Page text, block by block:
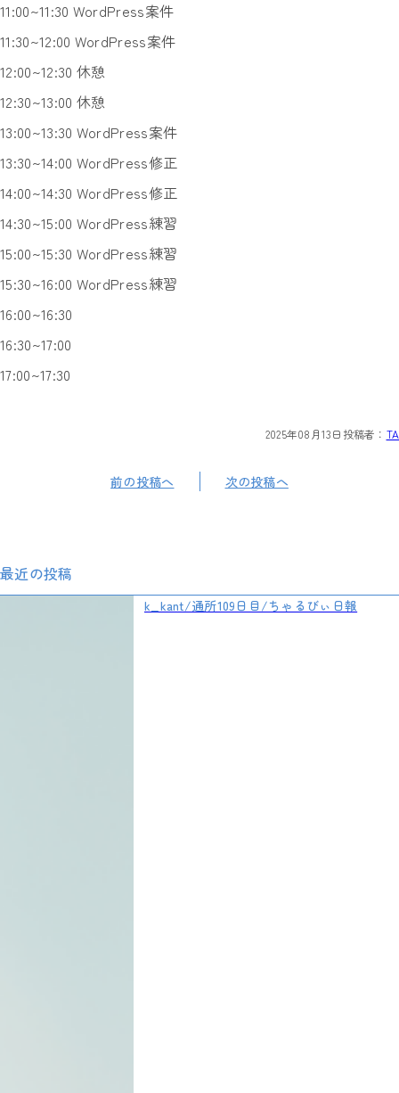
11:00~11:30 WordPress案件
11:30~12:00 WordPress案件
12:00~12:30 休憩
12:30~13:00 休憩
13:00~13:30 WordPress案件
13:30~14:00 WordPress修正
14:00~14:30 WordPress修正
14:30~15:00 WordPress練習
15:00~15:30 WordPress練習
15:30~16:00 WordPress練習
16:00~16:30
16:30~17:00
17:00~17:30
2025年08月13日 投稿者： TA
前の投稿へ 次の投稿へ
最近の投稿
k_kant/通所109日目/ちゃるびぃ日報